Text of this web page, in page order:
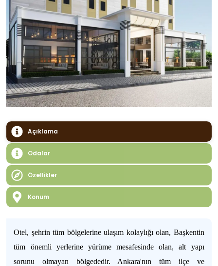
Açıklama
Odalar
Özellikler
Konum
Otel, şehrin tüm bölgelerine ulaşım kolaylığı olan, Başkentin
tüm önemli yerlerine yürüme mesafesinde olan, alt yapı
sorunu olmayan bölgededir. Ankara'nın tüm ilçe ve